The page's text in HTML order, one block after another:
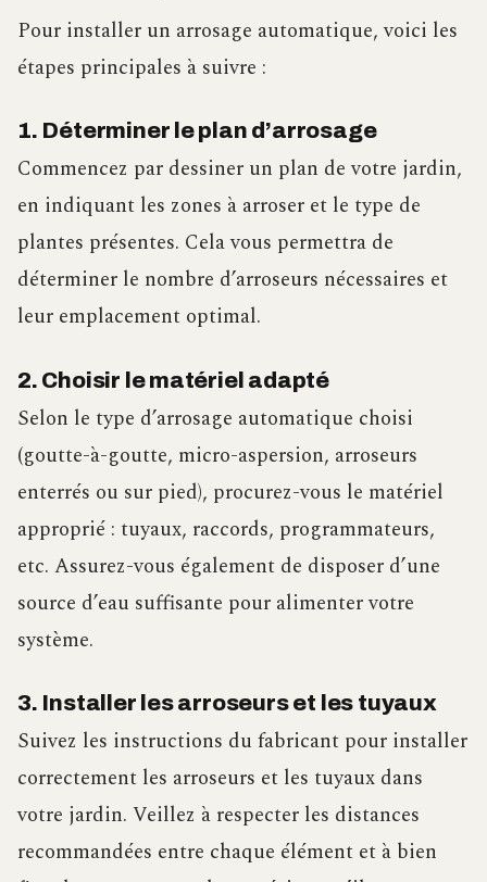
Pour installer un arrosage automatique, voici les
étapes principales à suivre :
1. Déterminer le plan d’arrosage
Commencez par dessiner un plan de votre jardin,
en indiquant les zones à arroser et le type de
plantes présentes. Cela vous permettra de
déterminer le nombre d’arroseurs nécessaires et
leur emplacement optimal.
2. Choisir le matériel adapté
Selon le type d’arrosage automatique choisi
(goutte-à-goutte, micro-aspersion, arroseurs
enterrés ou sur pied), procurez-vous le matériel
approprié : tuyaux, raccords, programmateurs,
etc. Assurez-vous également de disposer d’une
source d’eau suffisante pour alimenter votre
système.
3. Installer les arroseurs et les tuyaux
Suivez les instructions du fabricant pour installer
correctement les arroseurs et les tuyaux dans
votre jardin. Veillez à respecter les distances
recommandées entre chaque élément et à bien